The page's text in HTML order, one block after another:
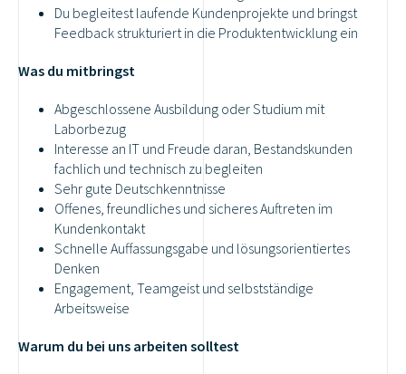
Du begleitest laufende Kundenprojekte und bringst
Feedback strukturiert in die Produktentwicklung ein
Was du mitbringst
Abgeschlossene Ausbildung oder Studium mit
Laborbezug
Interesse an IT und Freude daran, Bestandskunden
fachlich und technisch zu begleiten
Sehr gute Deutschkenntnisse
Offenes, freundliches und sicheres Auftreten im
Kundenkontakt
Schnelle Auffassungsgabe und lösungsorientiertes
Denken
Engagement, Teamgeist und selbstständige
Arbeitsweise
Warum du bei uns arbeiten solltest